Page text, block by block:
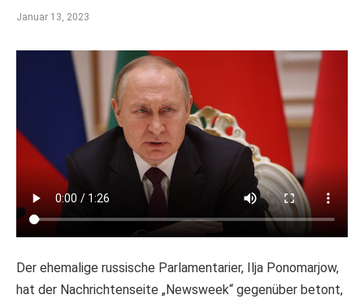
Januar 13, 2023
Der ehemalige russische Parlamentarier, Ilja Ponomarjow,
hat der Nachrichtenseite „Newsweek“ gegenüber betont,